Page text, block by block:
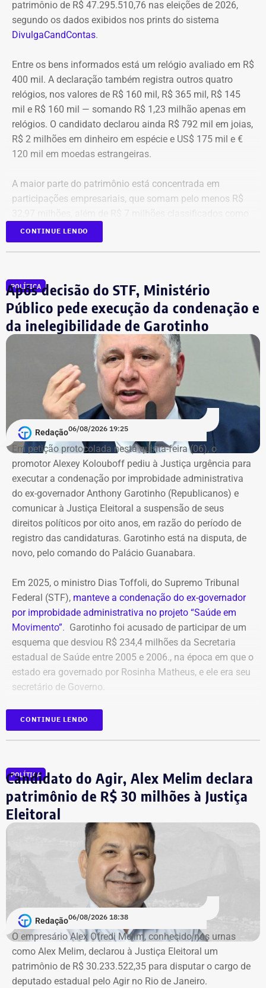
patrimônio de R$ 47.295.510,76 nas eleições de 2026,
segundo os dados exibidos nos prints do sistema
DivulgaCandContas.
Entre os bens informados está um relógio avaliado em R$
400 mil. A declaração também registra outros quatro
relógios, nos valores de R$ 160 mil, R$ 365 mil, R$ 145
mil e R$ 160 mil — somando R$ 1,23 milhão apenas em
relógios. O candidato declarou ainda R$ 792 mil em joias,
R$ 2 milhões em dinheiro em espécie e US$ 175 mil e €
120 mil em moedas estrangeiras.
A maior parte do patrimônio está concentrada em
participações empresariais, que somam pelo menos R$
“valores de diversos créditos”. Também aparecem na
relação imóveis, incluindo uma cobertura declarada por
sobre marca, modelo ou valor de mercado dos relógios.
CONTINUE LENDO
POLÍTICA
Após decisão do STF, Ministério
Público pede execução da condenação e
da inelegibilidade de Garotinho
Redação06/08/2026 19:25
Em petição protocolada nesta quinta-feira (06), o
promotor Alexey Kolouboff pediu à Justiça urgência para
executar a condenação por improbidade administrativa
do ex-governador Anthony Garotinho (Republicanos) e
comunicar à Justiça Eleitoral a suspensão de seus
direitos políticos por oito anos, em razão do período de
registro das candidaturas. Garotinho está na disputa, de
novo, pelo comando do Palácio Guanabara.
Em 2025, o ministro Dias Toffoli, do Supremo Tribunal
Federal (STF), manteve a condenação do ex-governador
por improbidade administrativa no projeto “Saúde em
Movimento”. Garotinho foi acusado de participar de um
esquema que desviou R$ 234,4 milhões da Secretaria
estadual de Saúde entre 2005 e 2006., na época em que o
estado era governado por Rosinha Matheus, e ele era seu
secretário de Governo.
Com isso, a sentença tornou-se definitiva.
imediata execução da sentença. Além da comunicação à
Justiça Eleitoral, o órgão pede a inclusão do nome de
Garotinho no Cadastro Nacional de Condenados por Ato
de Improbidade Administrativa.
Garotinho também foi multado
O órgão também requer que o ex-governador seja
intimado a quitar os valores da condenação. Segundo os
cálculos atualizados apresentados à Justiça, o
ressarcimento ao erário, originalmente fixado em R$
234,4 milhões, chega hoje a R$ 2,55 bilhões. O MP ainda
cobra R$ 778,9 mil de multa civil e R$ 11,9 milhões por
danos morais coletivos.
CONTINUE LENDO
POLÍTICA
Candidato do Agir, Alex Melim declara
patrimônio de R$ 30 milhões à Justiça
Eleitoral
Redação06/08/2026 18:38
O empresário Alex Ofredi Melim, conhecido nas urnas
como Alex Melim, declarou à Justiça Eleitoral um
patrimônio de R$ 30.233.522,35 para disputar o cargo de
deputado estadual pelo Agir no Rio de Janeiro.